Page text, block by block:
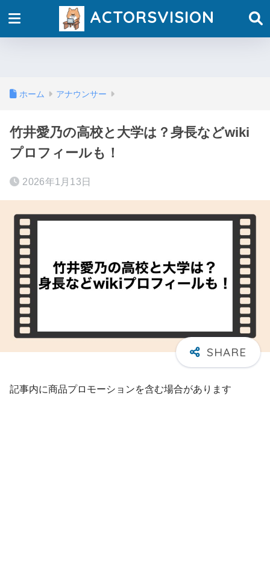
ACTORSVISION
ホーム アナウンサー
竹井愛乃の高校と大学は？身長などwiki
プロフィールも！
2026年1月13日
記事内に商品プロモーションを含む場合があります